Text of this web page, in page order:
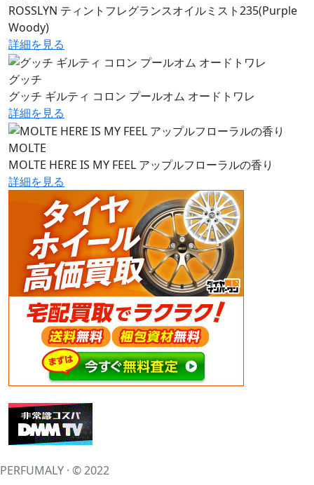
ROSSLYN ティントフレグランスオイルミスト235(Purple
Woody)
詳細を見る
グッチ
グッチ ギルティ コロン プールオム オードトワレ
詳細を見る
MOLTE
MOLTE HERE IS MY FEEL アップルフローラルの香り
詳細を見る
PERFUMALY · © 2022